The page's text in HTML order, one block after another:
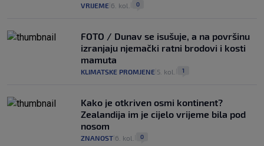
VRIJEME 6. kol. 0
FOTO / Dunav se isušuje, a na površinu
izranjaju njemački ratni brodovi i kosti
mamuta
KLIMATSKE PROMJENE 5. kol. 1
Kako je otkriven osmi kontinent?
Zealandija im je cijelo vrijeme bila pod
nosom
ZNANOST 6. kol. 0